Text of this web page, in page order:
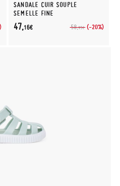
SANDALE CUIR SOUPLE
SEMELLE FINE
58,95€ (-20%)
47,16€